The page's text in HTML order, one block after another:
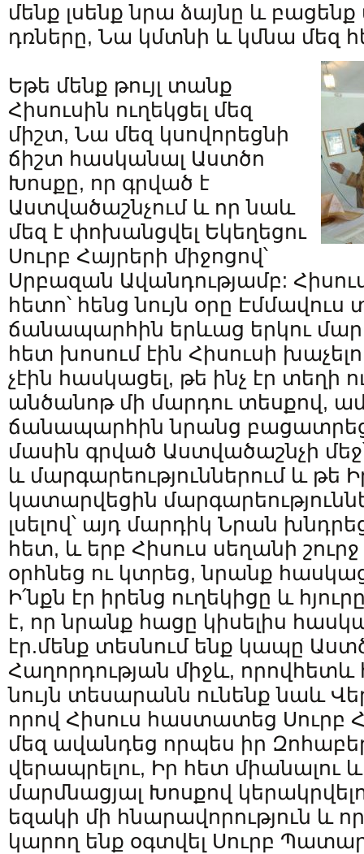
մենք լսենք նրա ձայնը և
դռները, Նա կմտնի և կմնա մեզ
Եթե մենք թույլ տանք
Հիսուսին ուղեկցել մեզ
միշտ, Նա մեզ կսովորեցնի
ճիշտ հասկանալ Աստծո
Խոսքը, որ գրված է
Աստվածաշնչում և որ նաև
մեզ է փոխանցվել Եկեղեցու
Սուրբ Հայրերի միջոցով՝
Սրբազան Ավանդությամբ:
հետո՝ հենց նույն օրը Էմմավուս
ճանապարհին երևաց երկու
հետ խոսում էին Հիսուսի
չէին հասկացել, թե ինչ էր տեղի
անծանոթ մի մարդու տեսքով,
ճանապարհին նրանց բացատրեց,
մասին գրված Աստվածաշնչի
և մարգարեություններում և թե
կատարվեցին
լսելով՝ այդ մարդիկ Նրան
հետ, և երբ Հիսուս սեղանի
օրհնեց ու կտրեց, նրանք
Ի՛նքն էր իրենց ուղեկիցը և
է, որ նրանք հացը կիսելիս
էր.մենք տեսնում ենք կապը
Հաղորդության միջև, որովհետև
նույն տեսարանն ունենք նաև
որով Հիսուս հաստատեց Սուրբ
մեզ ավանդեց որպես իր
վերապրելու, Իր հետ միանալու
մարմնացյալ Խոսքով
եզակի մի հնարավորություն և
կարող ենք օգտվել Սուրբ